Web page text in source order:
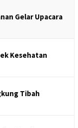
Gelar Upacara
Kesehatan
Tibah